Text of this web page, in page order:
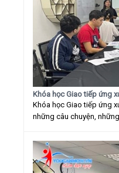
Khóa học Giao tiếp ứng
Khóa học Giao tiếp ứng
những câu chuyện,